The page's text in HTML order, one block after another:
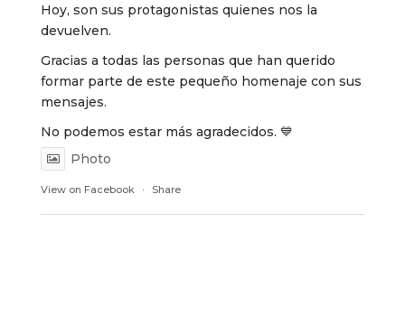
Hoy, son sus protagonistas quienes nos la
devuelven.
Gracias a todas las personas que han querido
formar parte de este pequeño homenaje con sus
mensajes.
No podemos estar más agradecidos. 💙
Photo
View on Facebook · Share